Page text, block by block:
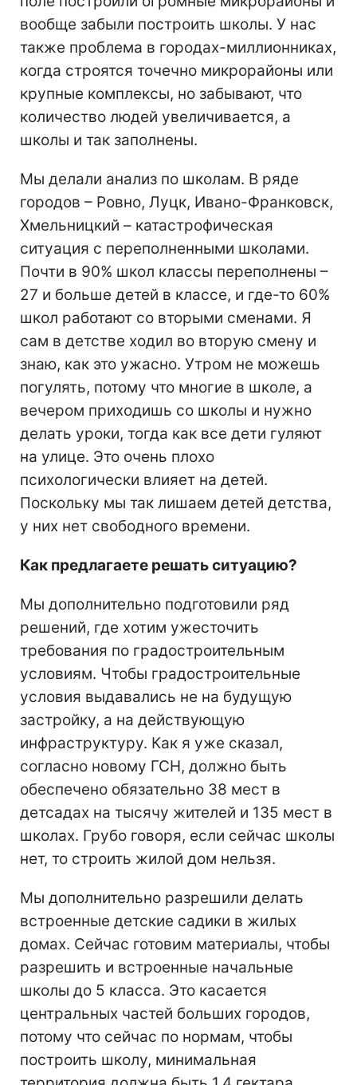
вообще забыли построить школы. У нас
также проблема в городах-миллионниках,
когда строятся точечно микрорайоны или
крупные комплексы, но забывают, что
количество людей увеличивается, а
школы и так заполнены.
Мы делали анализ по школам. В ряде
городов – Ровно, Луцк, Ивано-Франковск,
Хмельницкий – катастрофическая
ситуация с переполненными школами.
Почти в 90% школ классы переполнены –
27 и больше детей в классе, и где-то 60%
школ работают со вторыми сменами. Я
сам в детстве ходил во вторую смену и
знаю, как это ужасно. Утром не можешь
погулять, потому что многие в школе, а
вечером приходишь со школы и нужно
делать уроки, тогда как все дети гуляют
на улице. Это очень плохо
психологически влияет на детей.
Поскольку мы так лишаем детей детства,
у них нет свободного времени.
Как предлагаете решать ситуацию?
Мы дополнительно подготовили ряд
решений, где хотим ужесточить
требования по градостроительным
условиям. Чтобы градостроительные
условия выдавались не на будущую
застройку, а на действующую
инфраструктуру. Как я уже сказал,
согласно новому ГСН, должно быть
обеспечено обязательно 38 мест в
детсадах на тысячу жителей и 135 мест в
школах. Грубо говоря, если сейчас школы
нет, то строить жилой дом нельзя.
Мы дополнительно разрешили делать
встроенные детские садики в жилых
домах. Сейчас готовим материалы, чтобы
разрешить и встроенные начальные
школы до 5 класса. Это касается
центральных частей больших городов,
потому что сейчас по нормам, чтобы
построить школу, минимальная